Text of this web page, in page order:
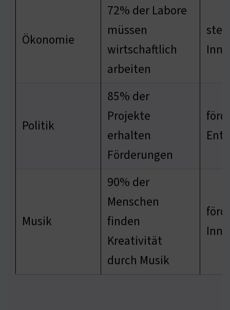
Ökonomie
72% der Labore
müssen
wirtschaftlich
arbeiten
Politik
85% der
Projekte
erhalten
Förderungen
Musik
90% der
Menschen
finden
Kreativität
durch Musik